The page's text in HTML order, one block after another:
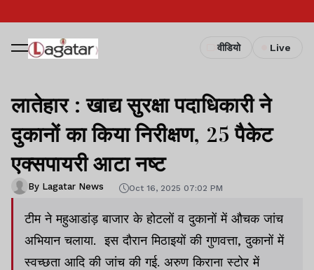
वीडियो Live
लातेहार : खाद्य सुरक्षा पदाधिकारी ने
दुकानों का किया निरीक्षण, 25 पैकेट
एक्सपायरी आटा नष्ट
By Lagatar News Oct 16, 2025 07:02 PM
टीम ने महुआडांड़ बाजार के होटलों व दुकानों में औचक जांच
अभियान चलाया. इस दौरान मिठाइयों की गुणवत्ता, दुकानों में
स्वच्छता आदि की जांच की गई. अरुण किराना स्टोर में